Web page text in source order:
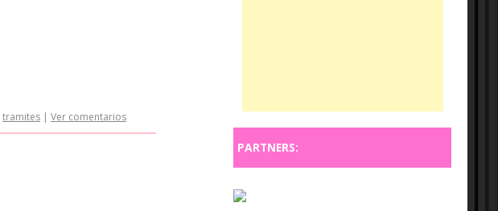
tramites | Ver comentarios
PARTNERS: